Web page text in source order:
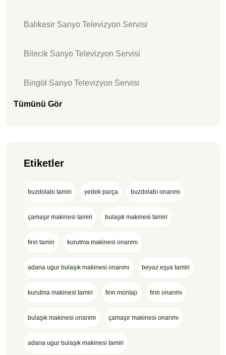
Balıkesir Sanyo Televizyon Servisi
Bilecik Sanyo Televizyon Servisi
Bingöl Sanyo Televizyon Servisi
Tümünü Gör
Etiketler
buzdolabı tamiri yedek parça buzdolabı onarımı
çamaşır makinesi tamiri bulaşık makinesi tamiri
fırın tamiri kurutma makinesi onarımı
adana ugur bulaşık makinesi onarımı beyaz eşya tamiri
kurutma makinesi tamiri fırın montajı fırın onarımı
bulaşık makinesi onarımı çamaşır makinesi onarımı
adana ugur bulaşık makinesi tamiri